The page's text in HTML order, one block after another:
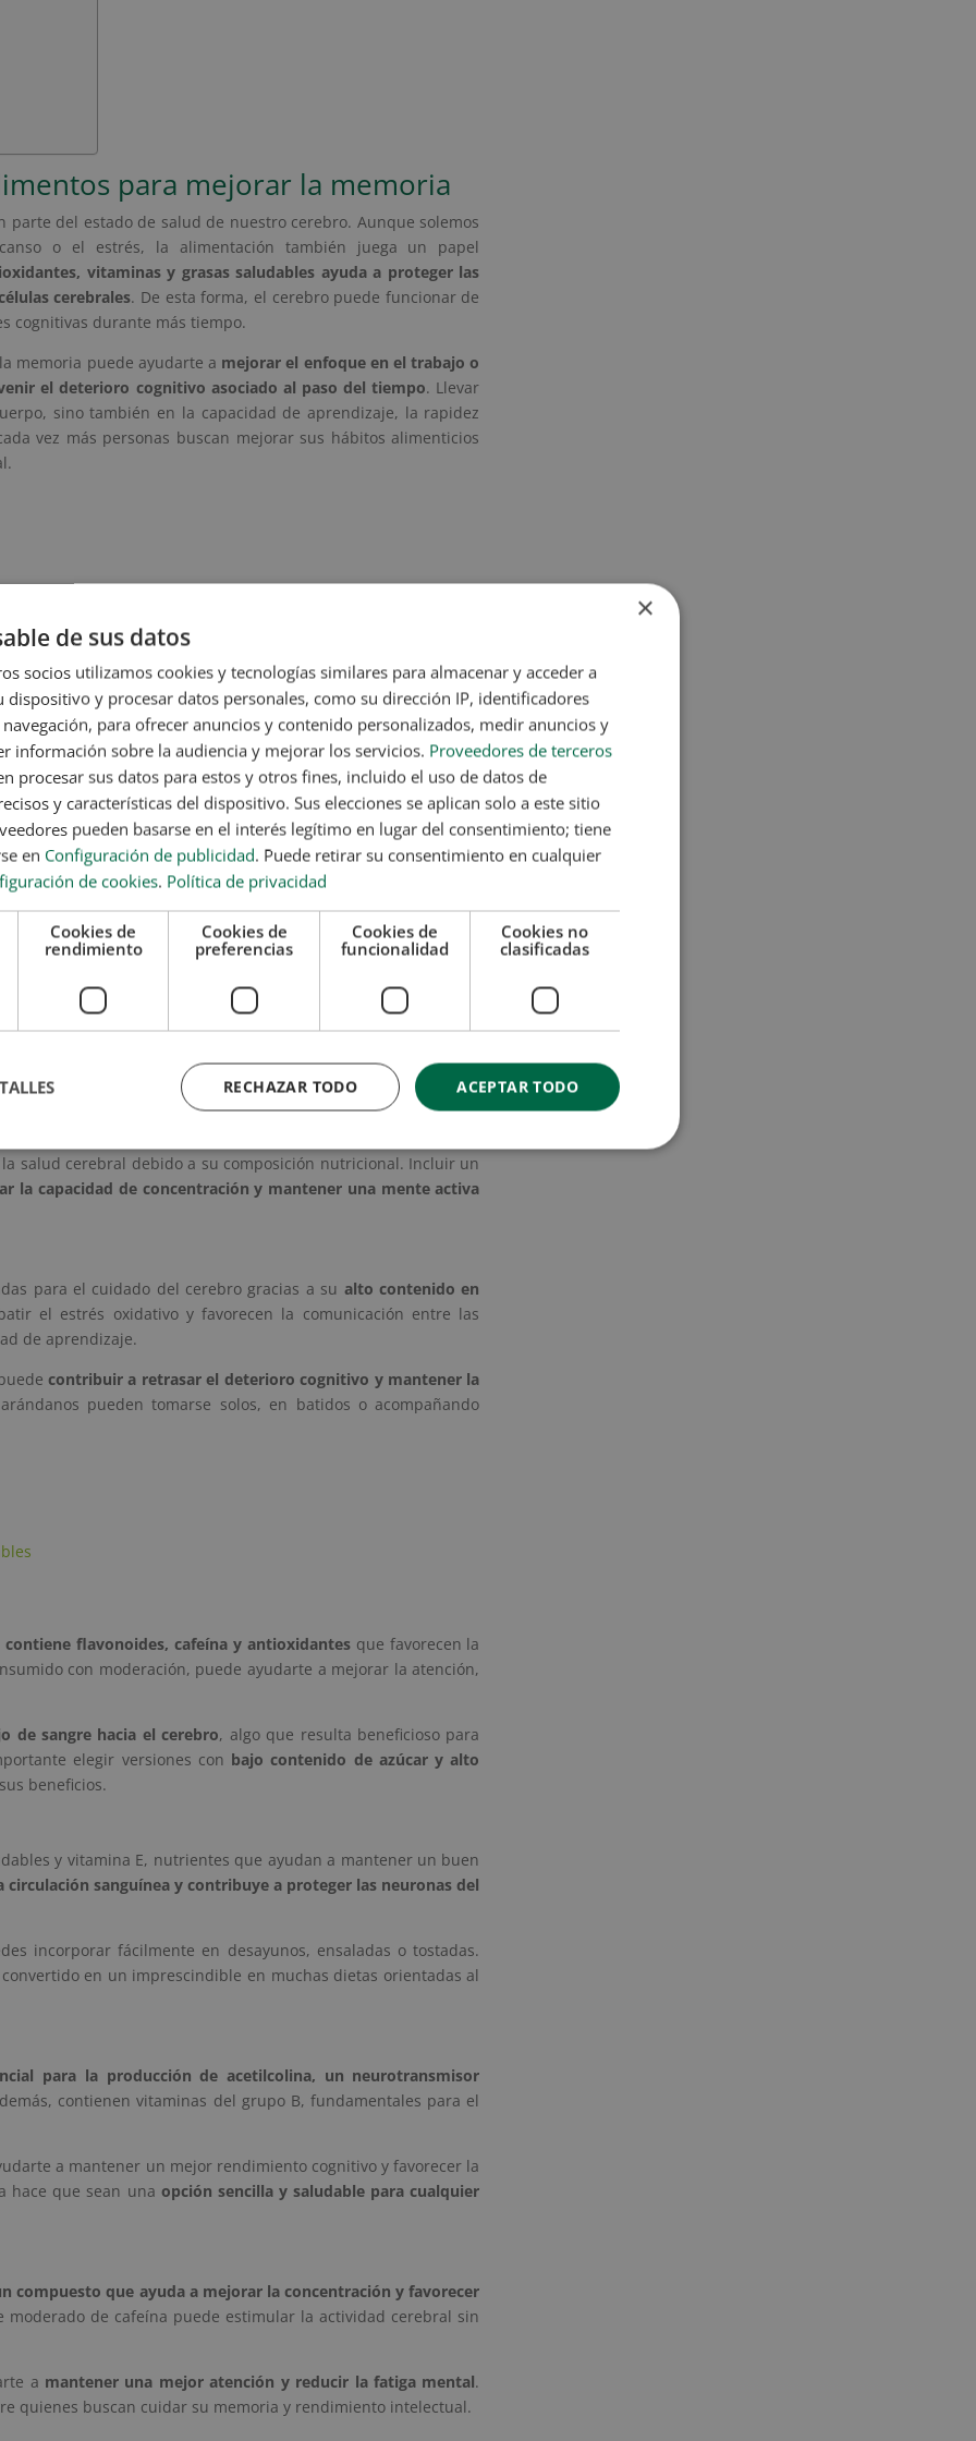
para mejorar la memoria
parte del estado de salud de nuestro cerebro. Aunque solemos
o el estrés, la alimentación también juega un papel
vitaminas y grasas saludables ayuda a proteger las
cerebrales. De esta forma, el cerebro puede funcionar de
cognitivas durante más tiempo.
memoria puede ayudarte a mejorar el enfoque en el trabajo o
el deterioro cognitivo asociado al paso del tiempo. Llevar
sino también en la capacidad de aprendizaje, la rapidez
vez más personas buscan mejorar sus hábitos alimenticios
la memoria
es una de las mejores estrategias para cuidar el cerebro.
por sus propiedades para estimular la memoria, mejorar la
A continuación, descubrirás algunos de los más
tu dieta habitual.
atún, es una excelente fuente de ácidos grasos omega-3. Estas
funcionamiento del cerebro, ya queayudan a fortalecer las
y el aprendizaje. Además, el omega-3 también contribuye a
al envejecimiento cognitivo.
puedeayudarte a mantener una mejor agilidad mental y
alimentos más recomendados dentro de una dieta enfocada al
para potenciar la memoria. Destacan por su contenido en
queayudan a proteger las células cerebrales frente al daño
el rendimiento intelectual.
salud cerebral debido a su composición nutricional. Incluir un
la capacidad de concentración y mantener una mente activa
para el cuidado del cerebro gracias a su alto contenido en
el estrés oxidativo y favorecen la comunicación entre las
de aprendizaje.
contribuir a retrasar el deterioro cognitivo y mantener la
pueden tomarse solos, en batidos o acompañando
flavonoides, cafeína y antioxidantesque favorecen la
con moderación, puede ayudarte a mejorar la atención,
de sangre hacia el cerebro, algo que resulta beneficioso para
elegir versiones con bajo contenido de azúcar y alto
beneficios.
y vitamina E, nutrientes que ayudan a mantener un buen
circulación sanguínea y contribuye a proteger las neuronas del
incorporar fácilmente en desayunos, ensaladas o tostadas.
en un imprescindible en muchas dietas orientadas al
para la producción de acetilcolina, un neurotransmisor
contienen vitaminas del grupo B, fundamentales para el
a mantener un mejor rendimiento cognitivo y favorecer la
hace que sean una opción sencilla y saludable para cualquier
compuesto que ayuda a mejorar la concentración y favorecer
moderado de cafeína puede estimular la actividad cerebral sin
a mantener una mejor atención y reducir la fatiga mental.
quienes buscan cuidar su memoria y rendimiento intelectual.
×
de sus datos
socios utilizamos cookies y tecnologías similares para almacenar y acceder a
dispositivo y procesar datos personales, como su dirección IP, identificadores
para ofrecer anuncios y contenido personalizados, medir anuncios y
información sobre la audiencia y mejorar los servicios. Proveedores de terceros
procesar sus datos para estos y otros fines, incluido el uso de datos de
y características del dispositivo. Sus elecciones se aplican solo a este sitio
pueden basarse en el interés legítimo en lugar del consentimiento; tiene
en Configuración de publicidad. Puede retirar su consentimiento en cualquier
de cookies. Política de privacidad
Cookies de
rendimiento
Cookies de
preferencias
Cookies de
funcionalidad
Cookies no
clasificadas
ACEPTAR TODO
RECHAZAR TODO